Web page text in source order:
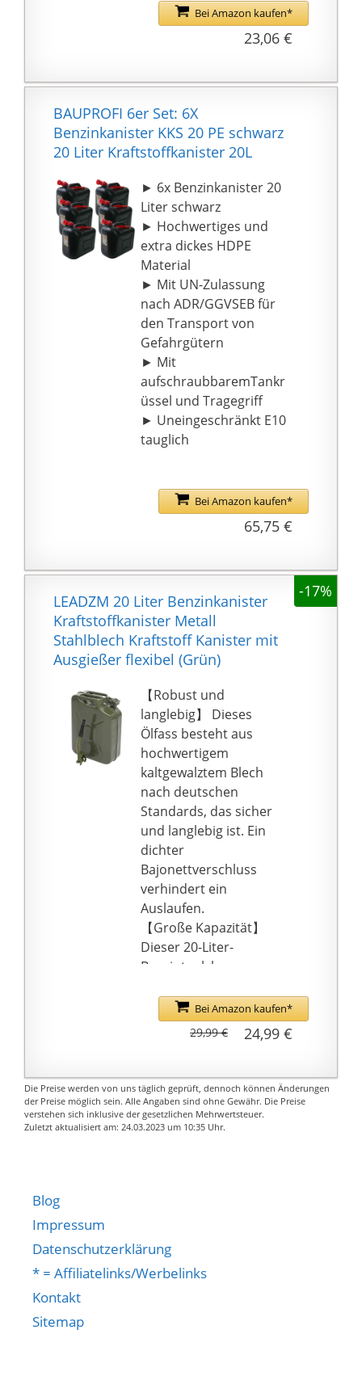
einfach nach Befüllen
des Kanisters die
Ein Klassiker in
Aussehen und
Handhabung. Geliefert
werden: 2x 10L
Bei Amazon kaufen*
23,06 €
BAUPROFI 6er Set: 6X
Benzinkanister KKS 20 PE schwarz
20 Liter Kraftstoffkanister 20L
► 6x Benzinkanister 20
Liter schwarz
► Hochwertiges und
extra dickes HDPE
Material
► Mit UN-Zulassung
nach ADR/GGVSEB für
den Transport von
Gefahrgütern
► Mit
aufschraubbaremTankr
üssel und Tragegriff
► Uneingeschränkt E10
tauglich
Bei Amazon kaufen*
65,75 €
-17%
LEADZM 20 Liter Benzinkanister
Kraftstoffkanister Metall
Stahlblech Kraftstoff Kanister mit
Ausgießer flexibel (Grün)
【Robust und
langlebig】 Dieses
Ölfass besteht aus
hochwertigem
kaltgewalztem Blech
nach deutschen
Standards, das sicher
und langlebig ist. Ein
dichter
Bajonettverschluss
verhindert ein
Auslaufen.
【Große Kapazität】
Dieser 20-Liter-
Benzintank kann genug
vorbereiten, um Ihre
Anforderungen auf
Langstrecken- oder
【Tragbare Griffe】
Dieses Ölfass ist mit
drei geschweißten
【Ölausgießrohr
enthalten】 Dieses
Bei Amazon kaufen*
24,99 €
29,99 €
Die Preise werden von uns täglich geprüft, dennoch können Änderungen
der Preise möglich sein. Alle Angaben sind ohne Gewähr. Die Preise
verstehen sich inklusive der gesetzlichen Mehrwertsteuer.
Zuletzt aktualisiert am: 24.03.2023 um 10:35 Uhr.
Blog
Impressum
Datenschutzerklärung
* = Affiliatelinks/Werbelinks
Kontakt
Sitemap